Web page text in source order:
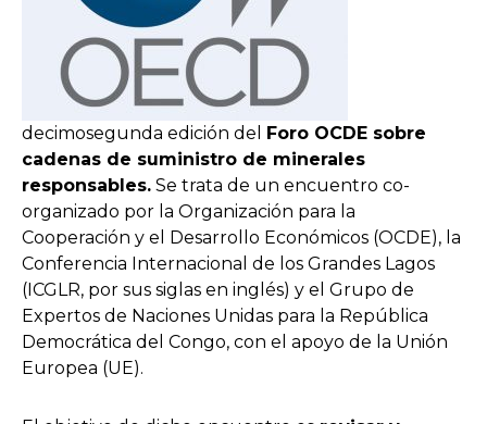
decimosegunda edición del Foro OCDE sobre
cadenas de suministro de minerales
responsables. Se trata de un encuentro co-
organizado por la Organización para la
Cooperación y el Desarrollo Económicos (OCDE), la
Conferencia Internacional de los Grandes Lagos
(ICGLR, por sus siglas en inglés) y el Grupo de
Expertos de Naciones Unidas para la República
Democrática del Congo, con el apoyo de la Unión
Europea (UE).